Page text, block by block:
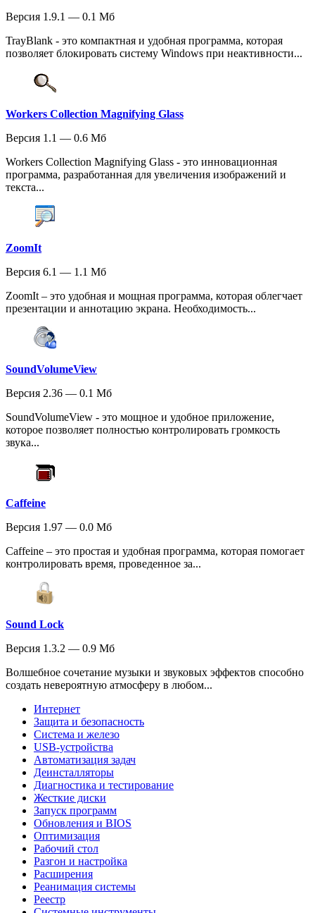
Версия 1.9.1 — 0.1 Мб
TrayBlank - это компактная и удобная программа, которая
позволяет блокировать систему Windows при неактивности...
Workers Collection Magnifying Glass
Версия 1.1 — 0.6 Мб
Workers Collection Magnifying Glass - это инновационная
программа, разработанная для увеличения изображений и
текста...
ZoomIt
Версия 6.1 — 1.1 Мб
ZoomIt – это удобная и мощная программа, которая облегчает
презентации и аннотацию экрана. Необходимость...
SoundVolumeView
Версия 2.36 — 0.1 Мб
SoundVolumeView - это мощное и удобное приложение,
которое позволяет полностью контролировать громкость
звука...
Caffeine
Версия 1.97 — 0.0 Мб
Caffeine – это простая и удобная программа, которая помогает
контролировать время, проведенное за...
Sound Lock
Версия 1.3.2 — 0.9 Мб
Волшебное сочетание музыки и звуковых эффектов способно
создать невероятную атмосферу в любом...
Интернет
Защита и безопасность
Система и железо
USB-устройства
Автоматизация задач
Деинсталляторы
Диагностика и тестирование
Жесткие диски
Запуск программ
Обновления и BIOS
Оптимизация
Рабочий стол
Разгон и настройка
Расширения
Реанимация системы
Реестр